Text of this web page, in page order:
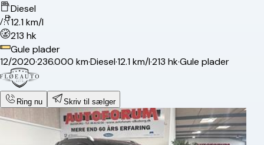
Diesel
12.1 km/l
213 hk
Gule plader
12/2020·236.000 km·Diesel·12.1 km/l·213 hk·Gule plader
Ring nu Skriv til sælger